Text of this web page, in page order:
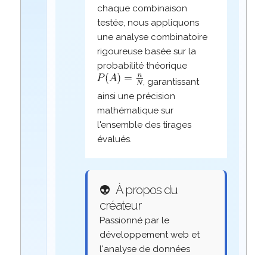
chaque combinaison
testée, nous appliquons
une analyse combinatoire
rigoureuse basée sur la
probabilité théorique
, garantissant
ainsi une précision
mathématique sur
l'ensemble des tirages
évalués.
👽 À propos du
créateur
Passionné par le
développement web et
l'analyse de données